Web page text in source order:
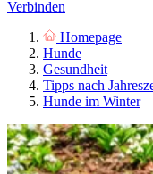
Verbinden
Homepage
Hunde
Gesundheit
Tipps nach
Hunde im Winter